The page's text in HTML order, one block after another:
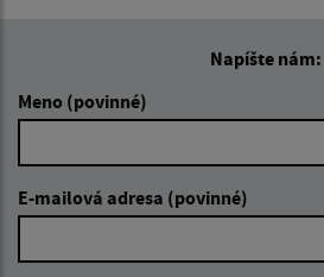
Napíšte nám:
Meno (povinné)
E-mailová adresa (povinné)